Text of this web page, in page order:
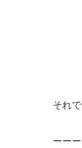
それ
ーー